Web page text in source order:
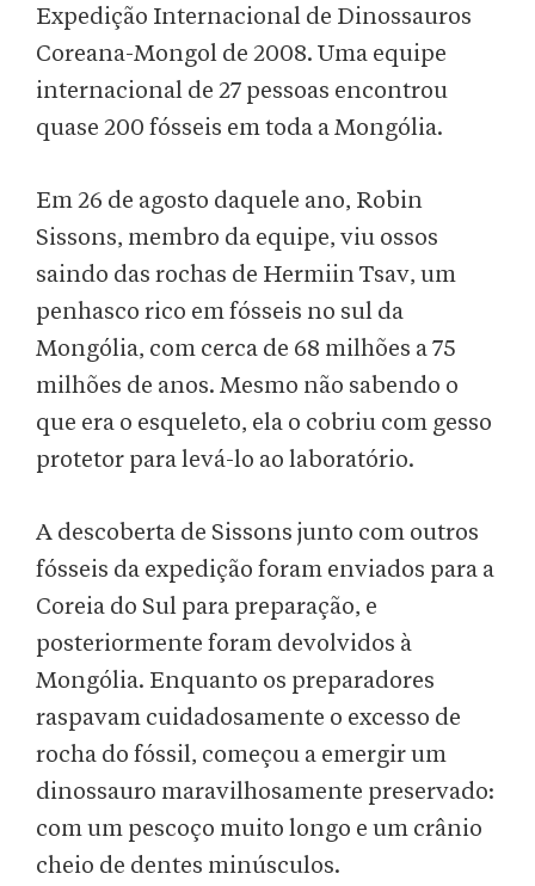
Expedição Internacional de Dinossauros
Coreana-Mongol de 2008. Uma equipe
internacional de 27 pessoas encontrou
quase 200 fósseis em toda a Mongólia.
Em 26 de agosto daquele ano, Robin
Sissons, membro da equipe, viu ossos
saindo das rochas de Hermiin Tsav, um
penhasco rico em fósseis no sul da
Mongólia, com cerca de 68 milhões a 75
milhões de anos. Mesmo não sabendo o
que era o esqueleto, ela o cobriu com gesso
protetor para levá-lo ao laboratório.
A descoberta de Sissons junto com outros
fósseis da expedição foram enviados para a
Coreia do Sul para preparação, e
posteriormente foram devolvidos à
Mongólia. Enquanto os preparadores
raspavam cuidadosamente o excesso de
rocha do fóssil, começou a emergir um
dinossauro maravilhosamente preservado:
com um pescoço muito longo e um crânio
cheio de dentes minúsculos.